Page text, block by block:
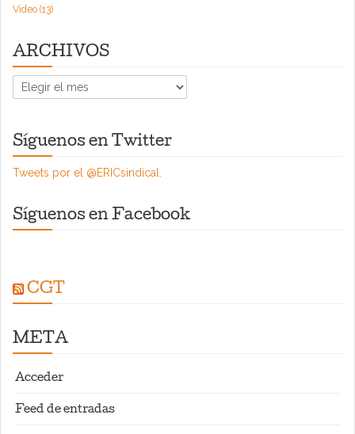
Video (13)
ARCHIVOS
ARCHIVOS
Síguenos en Twitter
Tweets por el @ERICsindical.
Síguenos en Facebook
CGT
META
Acceder
Feed de entradas